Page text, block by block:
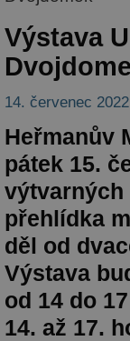
Výstava
14. červenec 2022
Heřmanův
pátek 15.
výtvarných
přehlídka
děl od
Výstava
od 14 do
14. až 17.